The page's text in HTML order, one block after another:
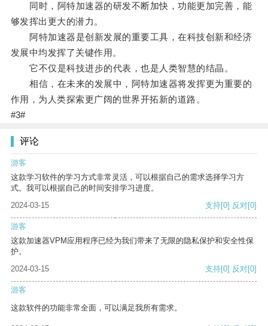
同时，阿特加速器的研发不断加快，功能更加完善，能
够发挥出更大的潜力。
阿特加速器是创新发展的重要工具，在科技创新和经济
发展中均发挥了关键作用。
它不仅是科技进步的代表，也是人类智慧的结晶。
相信，在未来的发展中，阿特加速器将发挥更为重要的
作用，为人类探索更广阔的世界开拓新的道路。
#3#
评论
游客
这款学习软件的学习方式非常灵活，可以根据自己的需求选择学习方
式。我可以根据自己的时间安排学习进度。
2024-03-15
支持[0] 反对[0]
游客
这款加速器VPM应用程序已经为我们带来了无限的隐私保护和安全性保
护。
2024-03-15
支持[0] 反对[0]
游客
这款软件的功能非常全面，可以满足我所有需求。